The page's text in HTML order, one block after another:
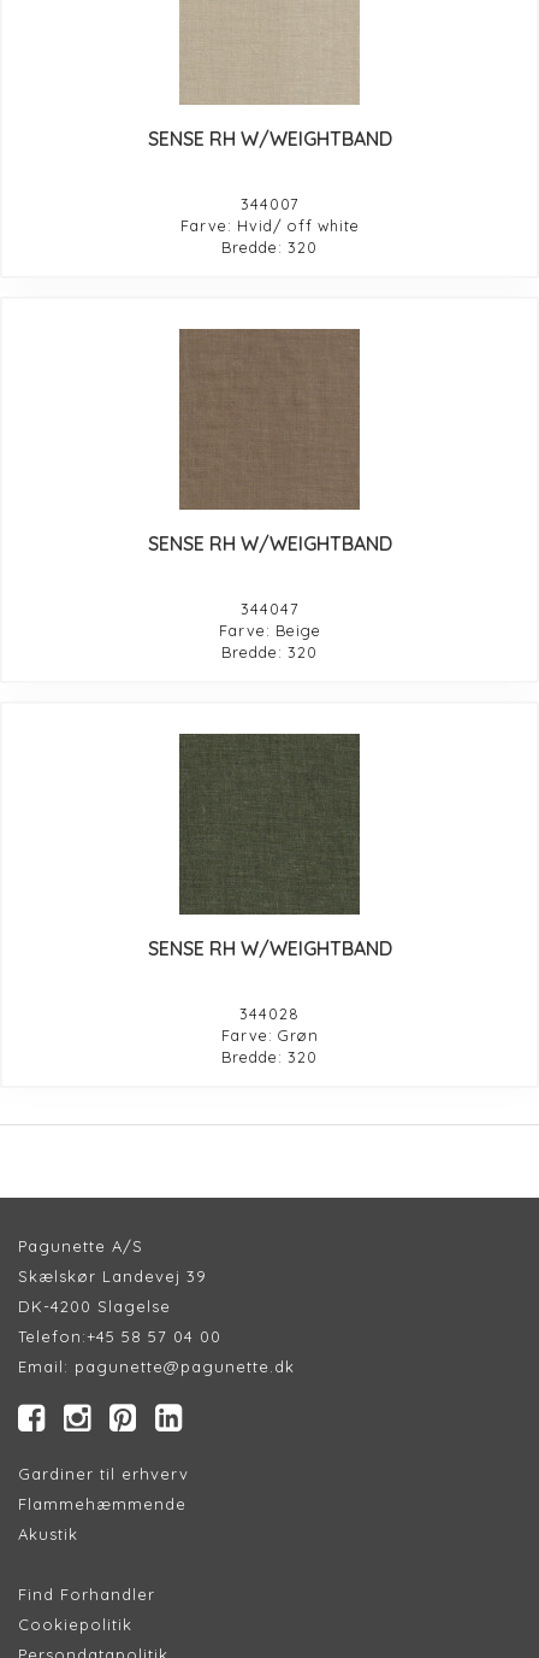
SENSE RH W/WEIGHTBAND
344007
Farve: Hvid/ off white
Bredde: 320
SENSE RH W/WEIGHTBAND
344047
Farve: Beige
Bredde: 320
SENSE RH W/WEIGHTBAND
344028
Farve: Grøn
Bredde: 320
Pagunette A/S
Skælskør Landevej 39
DK-4200 Slagelse
Telefon:+45 58 57 04 00
Email: pagunette@pagunette.dk
Gardiner til erhverv
Flammehæmmende
Akustik
Find Forhandler
Cookiepolitik